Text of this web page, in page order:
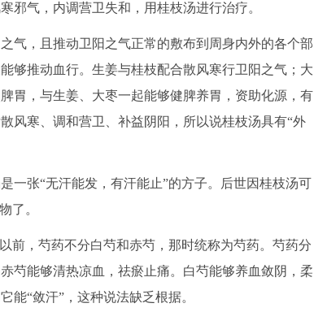
邪气，内调营卫失和，用桂枝汤进行治疗。
气，且推动卫阳之气正常的敷布到周身内外的各个部
够推动血行。生姜与桂枝配合散风寒行卫阳之气；大
胃，与生姜、大枣一起能够健脾养胃，资助化源，有
风寒、调和营卫、补益阴阳，所以说桂枝汤具有“外
张“无汗能发，有汗能止”的方子。后世因桂枝汤可
了。
前，芍药不分白芍和赤芍，那时统称为芍药。芍药分
芍能够清热凉血，祛瘀止痛。白芍能够养血敛阴，柔
能“敛汗”，这种说法缺乏根据。